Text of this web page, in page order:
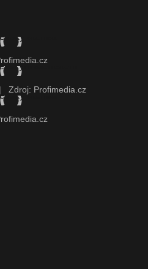
| Zdroj: Profimedia.cz